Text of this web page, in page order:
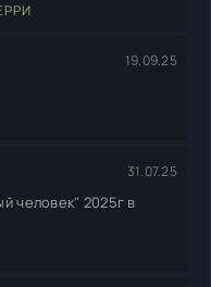
19.09.25
31.07.25
человек" 2025г в